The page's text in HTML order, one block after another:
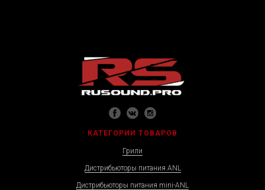
КАТЕГОРИИ ТОВАРОВ
Грили
Дистрибьюторы питания ANL
Дистрибьюторы питания mini-ANL